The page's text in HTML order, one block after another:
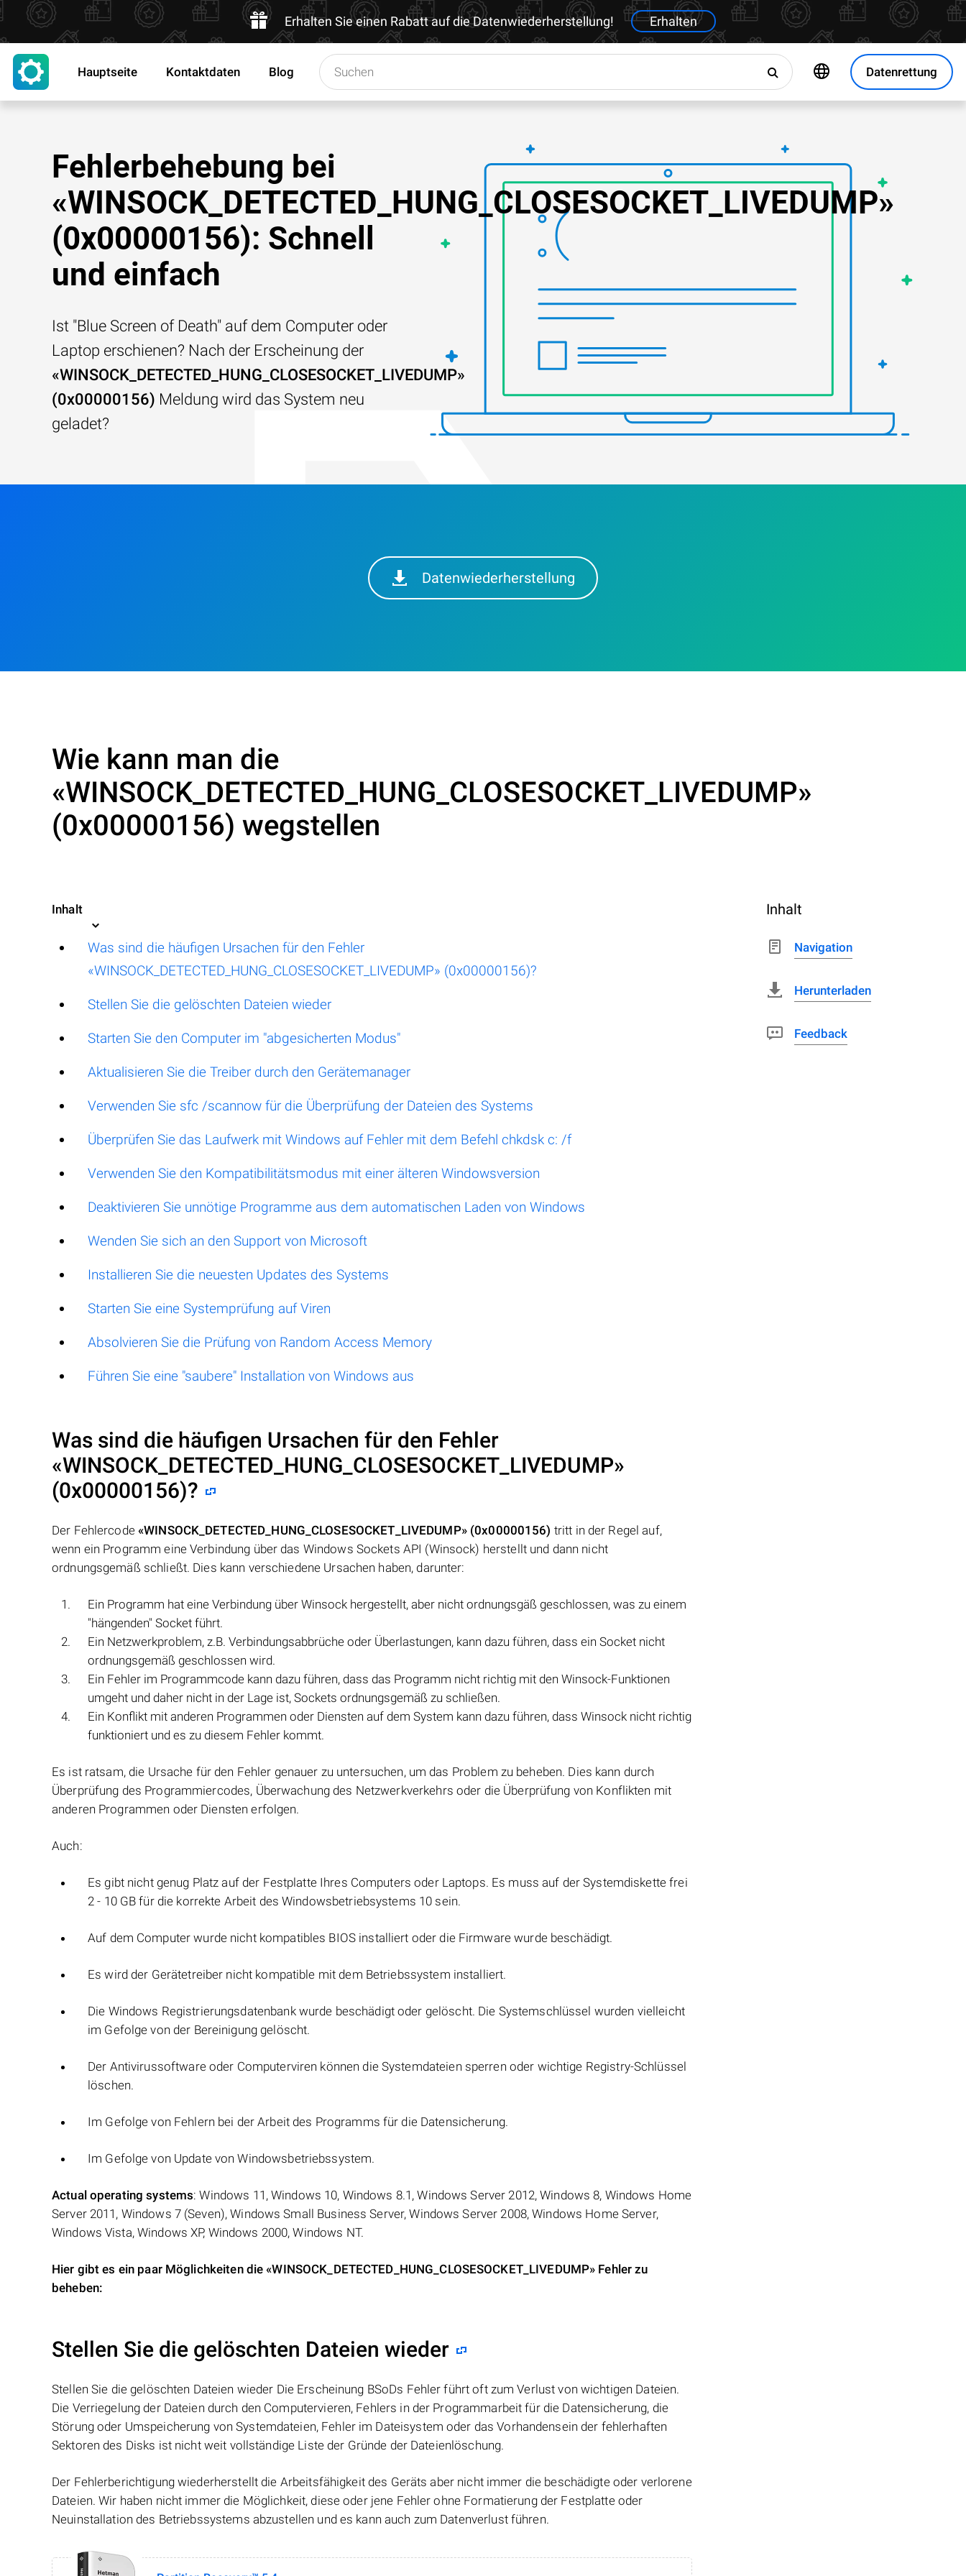
Erhalten Sie einen Rabatt auf die Datenwiederherstellung! Erhalten
Datenrettung
Hauptseite Kontaktdaten Blog
Fehlerbehebung bei
«WINSOCK_DETECTED_HUNG_CLOSESOCKET_LIVEDUMP»
(0x00000156): Schnell
und einfach
Ist "Blue Screen of Death" auf dem Computer oder
Laptop erschienen? Nach der Erscheinung der
«WINSOCK_DETECTED_HUNG_CLOSESOCKET_LIVEDUMP»
(0x00000156) Meldung wird das System neu
geladet?
Datenwiederherstellung
Wie kann man die
«WINSOCK_DETECTED_HUNG_CLOSESOCKET_LIVEDUMP»
(0x00000156) wegstellen
Inhalt
Was sind die häufigen Ursachen für den Fehler
«WINSOCK_DETECTED_HUNG_CLOSESOCKET_LIVEDUMP» (0x00000156)?
Stellen Sie die gelöschten Dateien wieder
Starten Sie den Computer im "abgesicherten Modus"
Aktualisieren Sie die Treiber durch den Gerätemanager
Verwenden Sie sfc /scannow für die Überprüfung der Dateien des Systems
Überprüfen Sie das Laufwerk mit Windows auf Fehler mit dem Befehl chkdsk c: /f
Verwenden Sie den Kompatibilitätsmodus mit einer älteren Windowsversion
Deaktivieren Sie unnötige Programme aus dem automatischen Laden von Windows
Wenden Sie sich an den Support von Microsoft
Installieren Sie die neuesten Updates des Systems
Starten Sie eine Systemprüfung auf Viren
Absolvieren Sie die Prüfung von Random Access Memory
Führen Sie eine "saubere" Installation von Windows aus
Was sind die häufigen Ursachen für den Fehler
«WINSOCK_DETECTED_HUNG_CLOSESOCKET_LIVEDUMP»
(0x00000156)?
Der Fehlercode «WINSOCK_DETECTED_HUNG_CLOSESOCKET_LIVEDUMP» (0x00000156) tritt in der Regel auf,
wenn ein Programm eine Verbindung über das Windows Sockets API (Winsock) herstellt und dann nicht
ordnungsgemäß schließt. Dies kann verschiedene Ursachen haben, darunter:
Ein Programm hat eine Verbindung über Winsock hergestellt, aber nicht ordnungsgäß geschlossen, was zu einem
"hängenden" Socket führt.
Ein Netzwerkproblem, z.B. Verbindungsabbrüche oder Überlastungen, kann dazu führen, dass ein Socket nicht
ordnungsgemäß geschlossen wird.
Ein Fehler im Programmcode kann dazu führen, dass das Programm nicht richtig mit den Winsock-Funktionen
umgeht und daher nicht in der Lage ist, Sockets ordnungsgemäß zu schließen.
Ein Konflikt mit anderen Programmen oder Diensten auf dem System kann dazu führen, dass Winsock nicht richtig
funktioniert und es zu diesem Fehler kommt.
Es ist ratsam, die Ursache für den Fehler genauer zu untersuchen, um das Problem zu beheben. Dies kann durch
Überprüfung des Programmiercodes, Überwachung des Netzwerkverkehrs oder die Überprüfung von Konflikten mit
anderen Programmen oder Diensten erfolgen.
Auch:
Es gibt nicht genug Platz auf der Festplatte Ihres Computers oder Laptops. Es muss auf der Systemdiskette frei
2 - 10 GB für die korrekte Arbeit des Windowsbetriebsystems 10 sein.
Auf dem Computer wurde nicht kompatibles BIOS installiert oder die Firmware wurde beschädigt.
Es wird der Gerätetreiber nicht kompatible mit dem Betriebssystem installiert.
Die Windows Registrierungsdatenbank wurde beschädigt oder gelöscht. Die Systemschlüssel wurden vielleicht
im Gefolge von der Bereinigung gelöscht.
Der Antivirussoftware oder Computerviren können die Systemdateien sperren oder wichtige Registry-Schlüssel
löschen.
Im Gefolge von Fehlern bei der Arbeit des Programms für die Datensicherung.
Im Gefolge von Update von Windowsbetriebssystem.
Actual operating systems: Windows 11, Windows 10, Windows 8.1, Windows Server 2012, Windows 8, Windows Home
Server 2011, Windows 7 (Seven), Windows Small Business Server, Windows Server 2008, Windows Home Server,
Windows Vista, Windows XP, Windows 2000, Windows NT.
Hier gibt es ein paar Möglichkeiten die «WINSOCK_DETECTED_HUNG_CLOSESOCKET_LIVEDUMP» Fehler zu
beheben:
Stellen Sie die gelöschten Dateien wieder
Stellen Sie die gelöschten Dateien wieder Die Erscheinung BSoDs Fehler führt oft zum Verlust von wichtigen Dateien.
Die Verriegelung der Dateien durch den Computervieren, Fehlers in der Programmarbeit für die Datensicherung, die
Störung oder Umspeicherung von Systemdateien, Fehler im Dateisystem oder das Vorhandensein der fehlerhaften
Sektoren des Disks ist nicht weit vollständige Liste der Gründe der Dateienlöschung.
Der Fehlerberichtigung wiederherstellt die Arbeitsfähigkeit des Geräts aber nicht immer die beschädigte oder verlorene
Dateien. Wir haben nicht immer die Möglichkeit, diese oder jene Fehler ohne Formatierung der Festplatte oder
Neuinstallation des Betriebssystems abzustellen und es kann auch zum Datenverlust führen.
Inhalt
Navigation
Herunterladen
Feedback